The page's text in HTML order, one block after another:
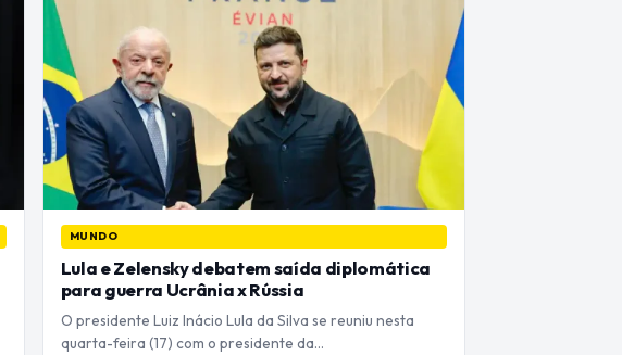
MUNDO
Lula e Zelensky debatem saída diplomática
para guerra Ucrânia x Rússia
O presidente Luiz Inácio Lula da Silva se reuniu nesta
quarta-feira (17) com o presidente da…